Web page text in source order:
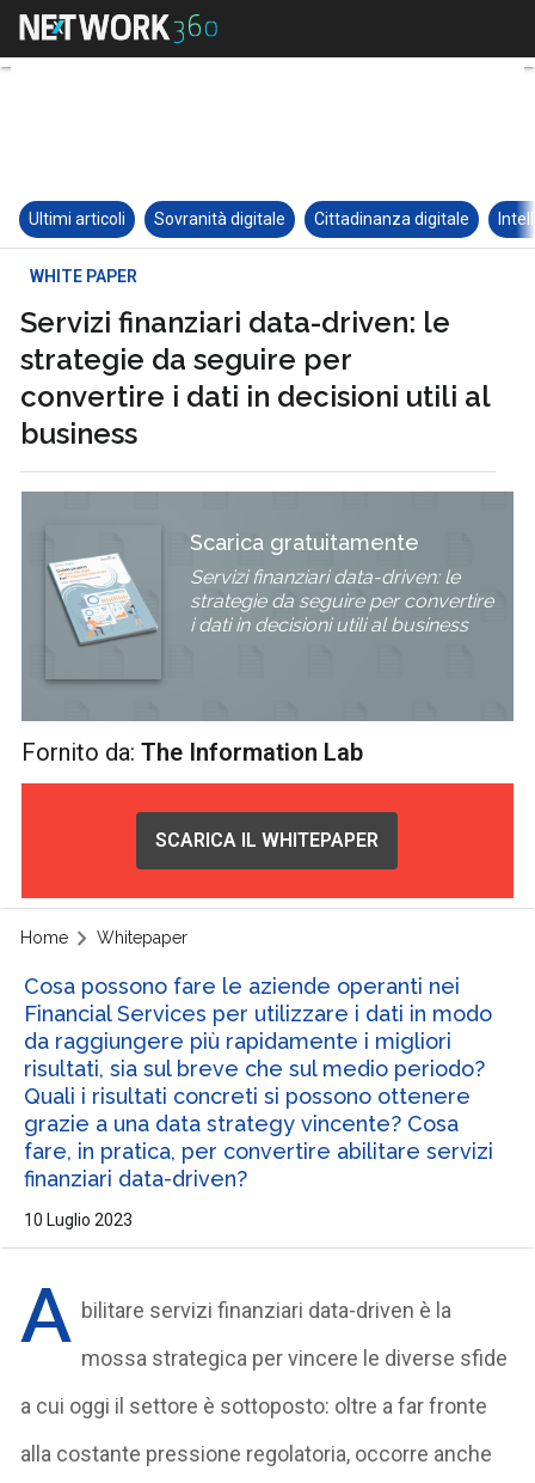
Ultimi articoli Sovranità digitale Cittadinanza digitale
WHITE PAPER
Servizi finanziari data-driven: le
strategie da seguire per
convertire i dati in decisioni utili al
business
Scarica gratuitamente
Servizi finanziari data-driven: le
strategie da seguire per convertire
i dati in decisioni utili al business
Fornito da:The Information Lab
SCARICA IL WHITEPAPER
Home Whitepaper
Cosa possono fare le aziende operanti nei
Financial Services per utilizzare i dati in modo
da raggiungere più rapidamente i migliori
risultati, sia sul breve che sul medio periodo?
Quali i risultati concreti si possono ottenere
grazie a una data strategy vincente? Cosa
fare, in pratica, per convertire abilitare servizi
finanziari data-driven?
10 Luglio 2023
A bilitare servizi finanziari data-driven è la
mossa strategica per vincere le diverse sfide
a cui oggi il settore è sottoposto: oltre a far fronte
alla costante pressione regolatoria, occorre anche